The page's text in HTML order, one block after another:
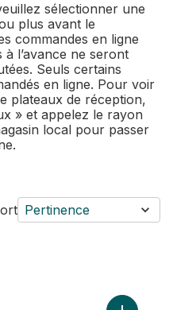
sélectionner une
plus avant le
commandes en ligne
l’avance ne seront
Seuls certains
en ligne. Pour voir
plateaux de réception,
» et appelez le rayon
local pour passer
Pertinence